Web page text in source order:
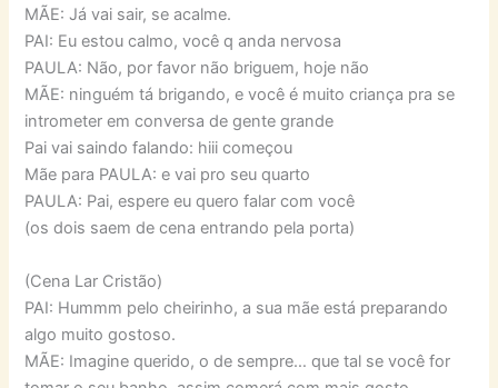
MÃE: Já vai sair, se acalme.
PAI: Eu estou calmo, você q anda nervosa
PAULA: Não, por favor não briguem, hoje não
MÃE: ninguém tá brigando, e você é muito criança pra se
intrometer em conversa de gente grande
Pai vai saindo falando: hiii começou
Mãe para PAULA: e vai pro seu quarto
PAULA: Pai, espere eu quero falar com você
(os dois saem de cena entrando pela porta)
(Cena Lar Cristão)
PAI: Hummm pelo cheirinho, a sua mãe está preparando
algo muito gostoso.
MÃE: Imagine querido, o de sempre… que tal se você for